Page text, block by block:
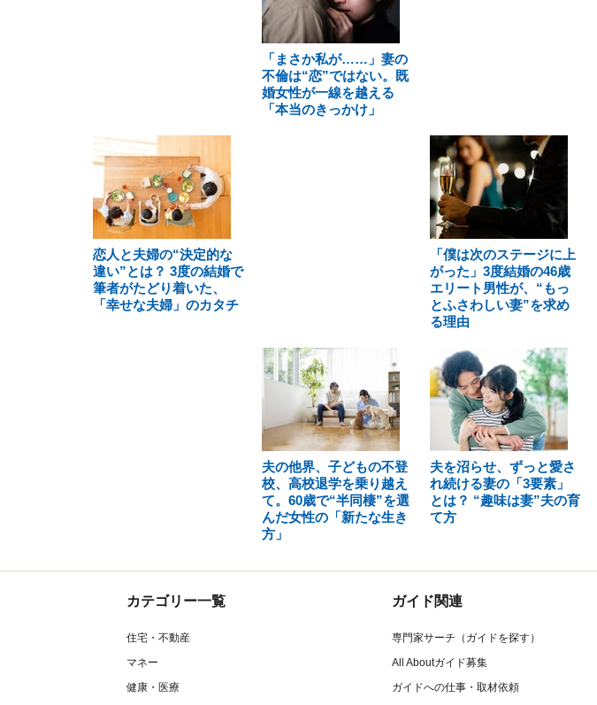
「まさか私が……」妻の
不倫は“恋”ではない。既
婚女性が一線を越える
「本当のきっかけ」
恋人と夫婦の“決定的な
違い”とは？ 3度の結婚で
筆者がたどり着いた、
「幸せな夫婦」のカタチ
「僕は次のステージに上
がった」3度結婚の46歳
エリート男性が、“もっ
とふさわしい妻”を求め
る理由
夫の他界、子どもの不登
校、高校退学を乗り越え
て。60歳で“半同棲”を選
んだ女性の「新たな生き
方」
夫を沼らせ、ずっと愛さ
れ続ける妻の「3要素」
とは？ “趣味は妻”夫の育
て方
カテゴリー一覧
住宅・不動産
マネー
健康・医療
ガイド関連
専門家サーチ（ガイドを探す）
All Aboutガイド募集
ガイドへの仕事・取材依頼